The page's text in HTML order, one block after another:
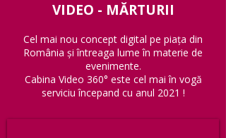
VIDEO - MĂRTURII
Cel mai nou concept digital pe piața din
România și întreaga lume în materie de
evenimente.
Cabina Video 360° este cel mai în vogă
serviciu începand cu anul 2021 !